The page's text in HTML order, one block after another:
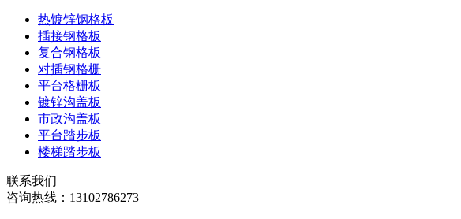
热镀锌钢格板
插接钢格板
复合钢格板
对插钢格栅
平台格栅板
镀锌沟盖板
市政沟盖板
平台踏步板
楼梯踏步板
联系我们
咨询热线： 13102786273